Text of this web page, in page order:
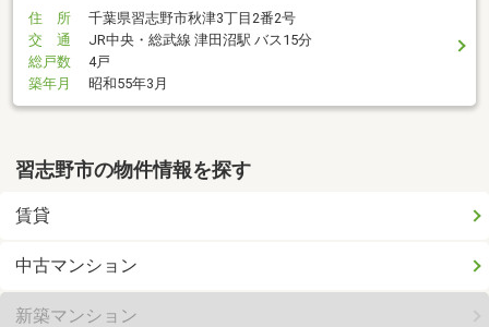
住 所
千葉県習志野市秋津3丁目2番2号
交 通
JR中央・総武線 津田沼駅 バス15分
総戸数
4戸
築年月
昭和55年3月
習志野市の物件情報を探す
賃貸
中古マンション
新築マンション